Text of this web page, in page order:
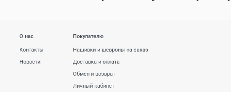
О нас
Контакты
Новости
Покупателю
Нашивки и шевроны на заказ
Доставка и оплата
Обмен и возврат
Личный кабинет